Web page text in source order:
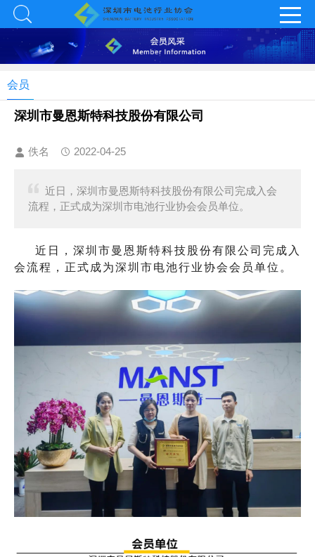
会员
深圳市曼恩斯特科技股份有限公司
佚名 2022-04-25
近日，深圳市曼恩斯特科技股份有限公司完成入会
流程，正式成为深圳市电池行业协会会员单位。
近日，深圳市曼恩斯特科技股份有限公司完成入
会流程，正式成为深圳市电池行业协会会员单位。